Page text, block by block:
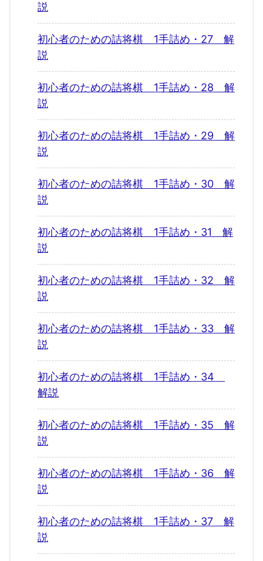
説
初心者のための詰将棋 1手詰め・27 解
説
初心者のための詰将棋 1手詰め・28 解
説
初心者のための詰将棋 1手詰め・29 解
説
初心者のための詰将棋 1手詰め・30 解
説
初心者のための詰将棋 1手詰め・31 解
説
初心者のための詰将棋 1手詰め・32 解
説
初心者のための詰将棋 1手詰め・33 解
説
初心者のための詰将棋 1手詰め・34
解説
初心者のための詰将棋 1手詰め・35 解
説
初心者のための詰将棋 1手詰め・36 解
説
初心者のための詰将棋 1手詰め・37 解
説